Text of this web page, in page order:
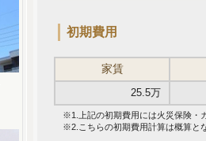
初期費用
家賃
25.5万
※1.上記の初期費用には火災保険・
※2.こちらの初期費用計算は概算と